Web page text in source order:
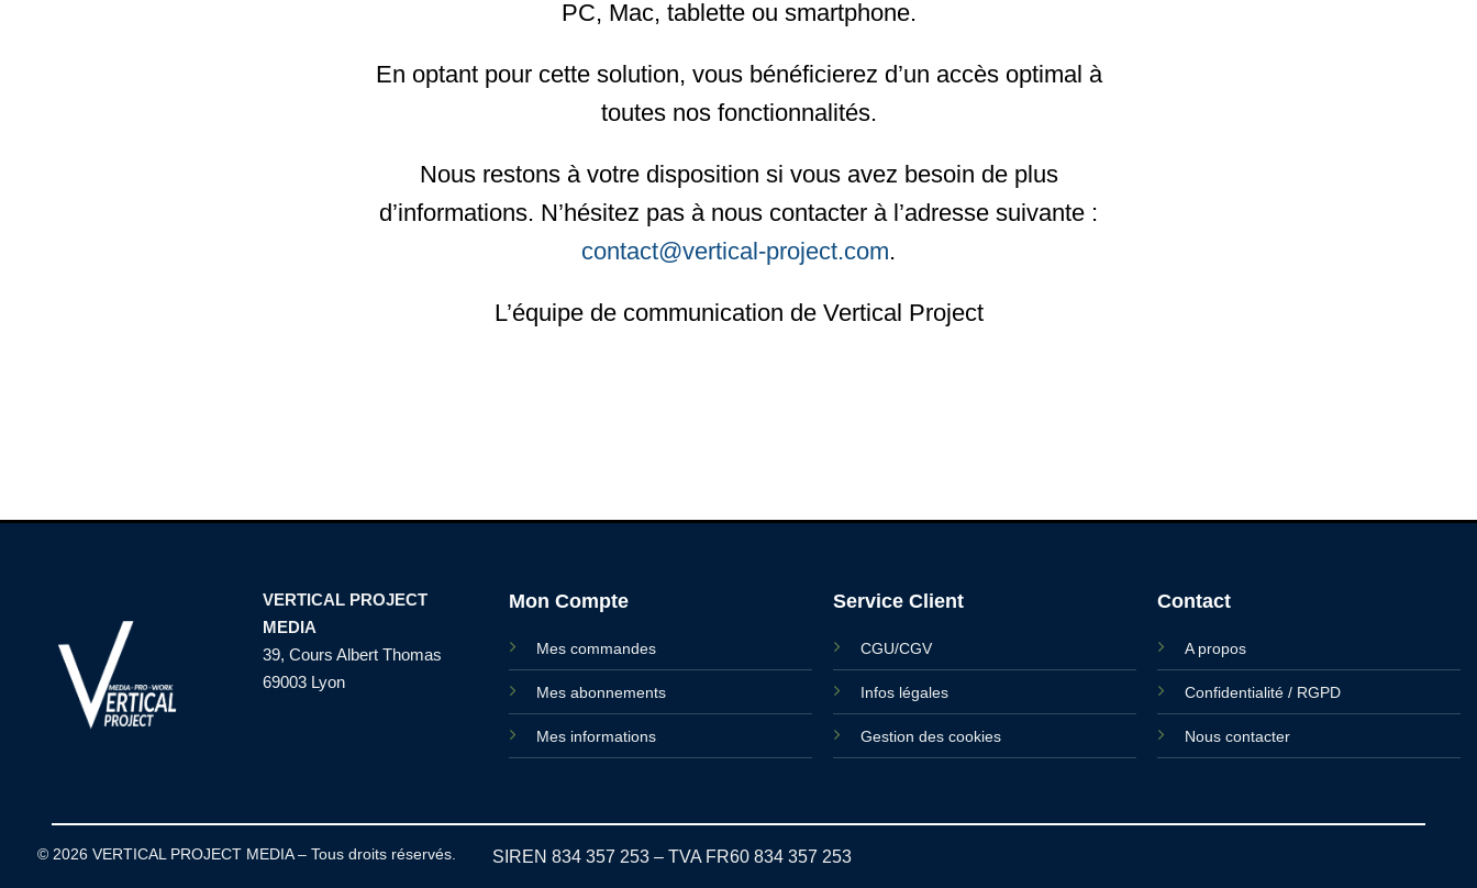
PC, Mac, tablette ou smartphone.
En optant pour cette solution, vous bénéficierez d’un accès optimal à
toutes nos fonctionnalités.
Nous restons à votre disposition si vous avez besoin de plus
d’informations. N’hésitez pas à nous contacter à l’adresse suivante :
contact@vertical-project.com.
L’équipe de communication de Vertical Project
VERTICAL PROJECT
MEDIA
39, Cours Albert Thomas
69003 Lyon
Mon Compte
Mes commandes
Mes abonnements
Mes informations
Service Client
CGU/CGV
Infos légales
Gestion des cookies
Contact
A propos
Confidentialité / RGPD
Nous contacter
© 2026 VERTICAL PROJECT MEDIA – Tous droits réservés. SIREN 834 357 253 – TVA FR60 834 357 253